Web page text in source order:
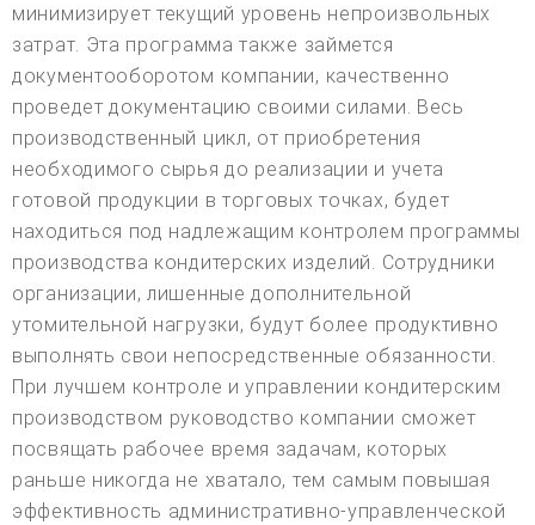
минимизирует текущий уровень непроизвольных
затрат. Эта программа также займется
документооборотом компании, качественно
проведет документацию своими силами. Весь
производственный цикл, от приобретения
необходимого сырья до реализации и учета
готовой продукции в торговых точках, будет
находиться под надлежащим контролем программы
производства кондитерских изделий. Сотрудники
организации, лишенные дополнительной
утомительной нагрузки, будут более продуктивно
выполнять свои непосредственные обязанности.
При лучшем контроле и управлении кондитерским
производством руководство компании сможет
посвящать рабочее время задачам, которых
раньше никогда не хватало, тем самым повышая
эффективность административно-управленческой